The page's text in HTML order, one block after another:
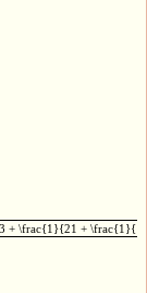
+ \frac{1}{21 +
+ \frac{1}{21 +